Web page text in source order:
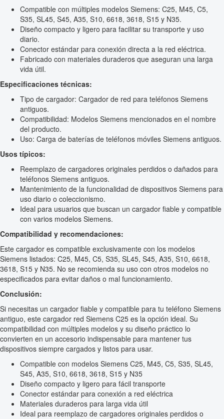
Compatible con múltiples modelos Siemens: C25, M45, C5,
S35, SL45, S45, A35, S10, 6618, 3618, S15 y N35.
Diseño compacto y ligero para facilitar su transporte y uso
diario.
Conector estándar para conexión directa a la red eléctrica.
Fabricado con materiales duraderos que aseguran una larga
vida útil.
Especificaciones técnicas:
Tipo de cargador: Cargador de red para teléfonos Siemens
antiguos.
Compatibilidad: Modelos Siemens mencionados en el nombre
del producto.
Uso: Carga de baterías de teléfonos móviles Siemens antiguos.
Usos típicos:
Reemplazo de cargadores originales perdidos o dañados para
teléfonos Siemens antiguos.
Mantenimiento de la funcionalidad de dispositivos Siemens para
uso diario o coleccionismo.
Ideal para usuarios que buscan un cargador fiable y compatible
con varios modelos Siemens.
Compatibilidad y recomendaciones:
Este cargador es compatible exclusivamente con los modelos
Siemens listados: C25, M45, C5, S35, SL45, S45, A35, S10, 6618,
3618, S15 y N35. No se recomienda su uso con otros modelos no
especificados para evitar daños o mal funcionamiento.
Conclusión:
Si necesitas un cargador fiable y compatible para tu teléfono Siemens
antiguo, este cargador red Siemens C25 es la opción ideal. Su
compatibilidad con múltiples modelos y su diseño práctico lo
convierten en un accesorio indispensable para mantener tus
dispositivos siempre cargados y listos para usar.
Compatible con modelos Siemens C25, M45, C5, S35, SL45,
S45, A35, S10, 6618, 3618, S15 y N35
Diseño compacto y ligero para fácil transporte
Conector estándar para conexión a red eléctrica
Materiales duraderos para larga vida útil
Ideal para reemplazo de cargadores originales perdidos o